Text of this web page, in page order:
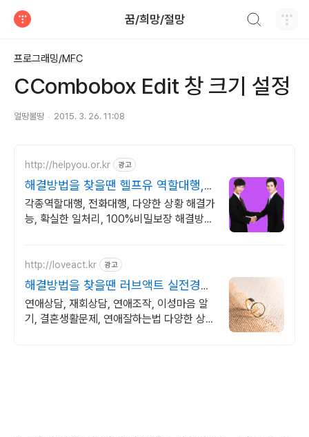
꿈/희망/절망
프로그래밍/MFC
CCombobox Edit 창 크기 설정
얼땅불땅 2015. 3. 26. 11:08
http://helpyou.or.kr 광고
해결방법을 찾을땐 헬프유 역할대행,
상황연출 전문업체
각종역할대행, 전화대행, 다양한 상황 해결가
능, 확실한 일처리, 100%비밀보장 해결방법
http://loveact.kr 광고
해결방법을 찾을땐 러브액트 실전경험
이 가장 많은 업체
연애상담, 재회상담, 연애조작, 이성마음 알
기, 결혼생활문제, 연애잘하는법 다양한 상황